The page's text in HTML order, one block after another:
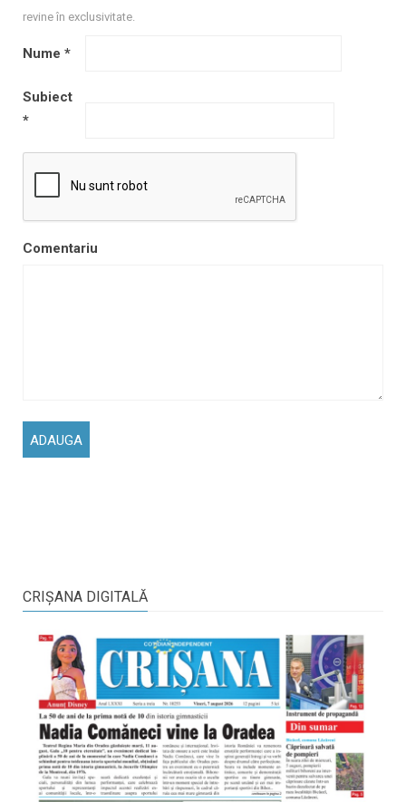
revine în exclusivitate.
Nume *
Subiect
*
Comentariu
CRIŞANA DIGITALĂ